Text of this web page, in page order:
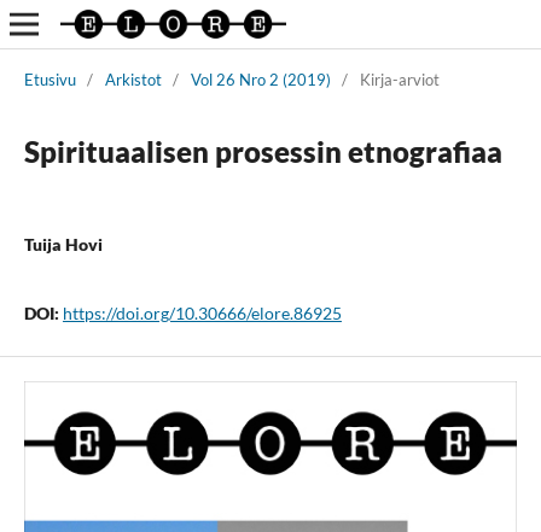
Etusivu / Arkistot / Vol 26 Nro 2 (2019) / Kirja-arviot
Spirituaalisen prosessin etnografiaa
Tuija Hovi
DOI: https://doi.org/10.30666/elore.86925